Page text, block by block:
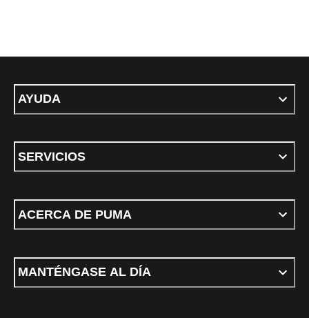
AYUDA
SERVICIOS
ACERCA DE PUMA
MANTÉNGASE AL DÍA